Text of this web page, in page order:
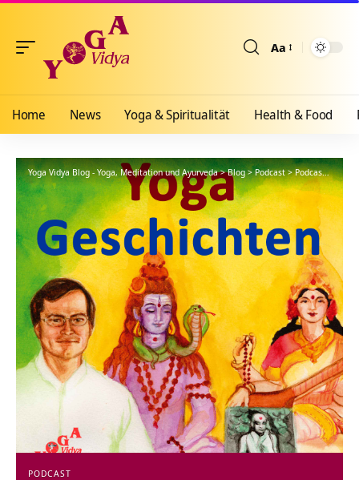
Aa
Home News Yoga & Spiritualität Health & Food
Yoga Vidya Blog - Yoga, Meditation und Ayurveda>Blog>Podcast>Podcast Kanal: Yoga Geschichten Podcast
PODCAST